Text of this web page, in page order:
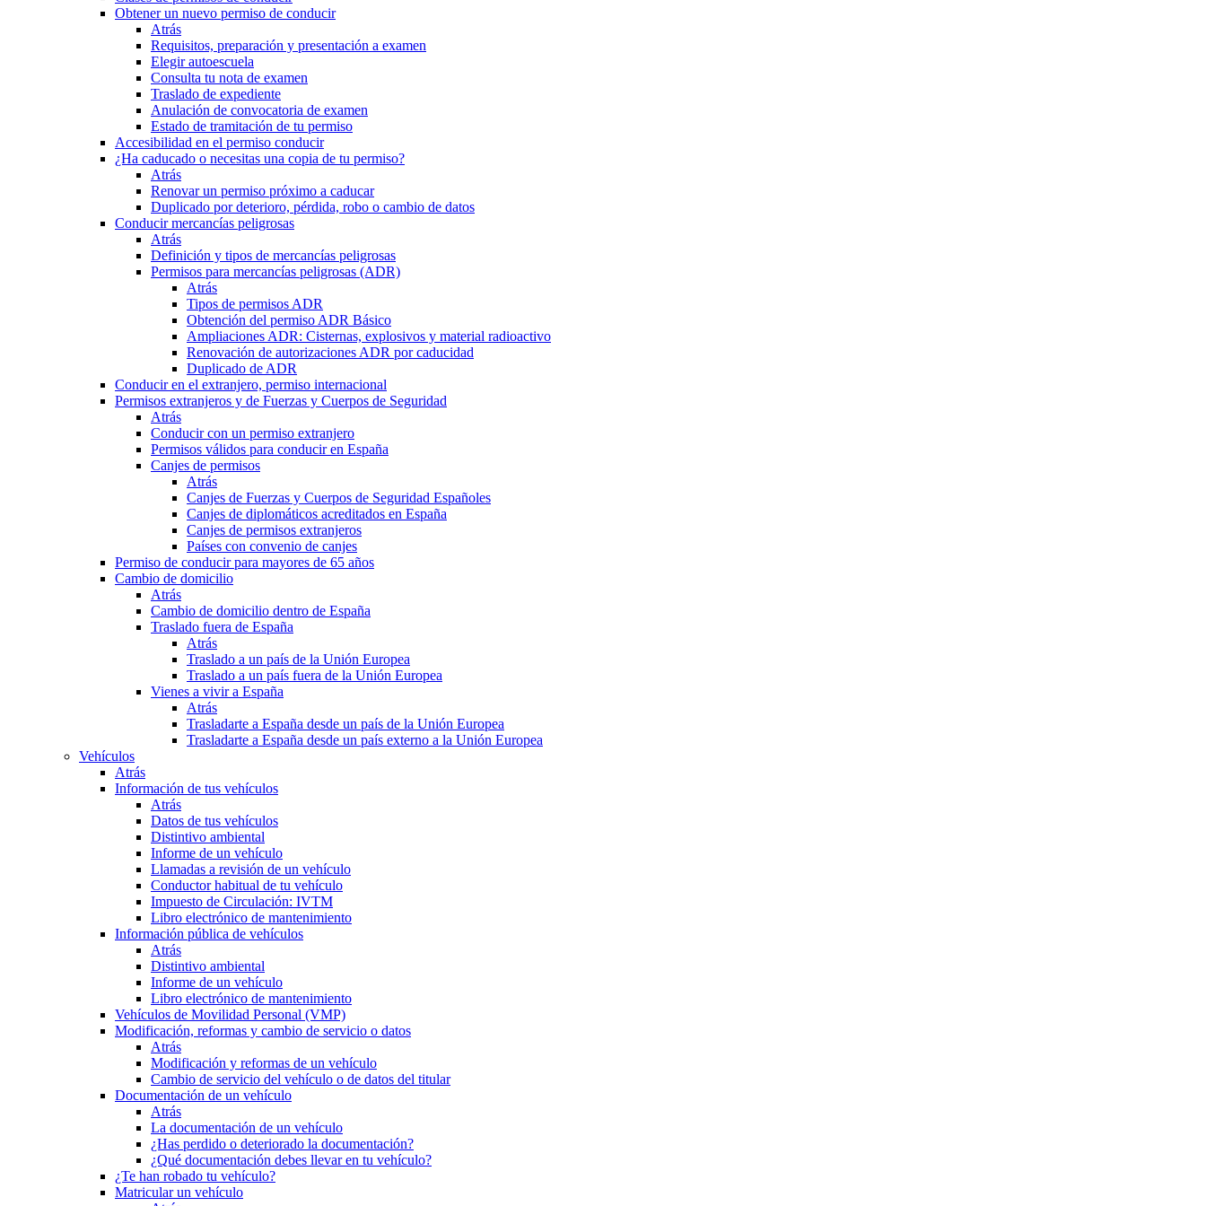
Obtener un nuevo permiso de conducir
Atrás
Requisitos, preparación y presentación a examen
Elegir autoescuela
Consulta tu nota de examen
Traslado de expediente
Anulación de convocatoria de examen
Estado de tramitación de tu permiso
Accesibilidad en el permiso conducir
¿Ha caducado o necesitas una copia de tu permiso?
Atrás
Renovar un permiso próximo a caducar
Duplicado por deterioro, pérdida, robo o cambio de datos
Conducir mercancías peligrosas
Atrás
Definición y tipos de mercancías peligrosas
Permisos para mercancías peligrosas (ADR)
Atrás
Tipos de permisos ADR
Obtención del permiso ADR Básico
Ampliaciones ADR: Cisternas, explosivos y material radioactivo
Renovación de autorizaciones ADR por caducidad
Duplicado de ADR
Conducir en el extranjero, permiso internacional
Permisos extranjeros y de Fuerzas y Cuerpos de Seguridad
Atrás
Conducir con un permiso extranjero
Permisos válidos para conducir en España
Canjes de permisos
Atrás
Canjes de Fuerzas y Cuerpos de Seguridad Españoles
Canjes de diplomáticos acreditados en España
Canjes de permisos extranjeros
Países con convenio de canjes
Permiso de conducir para mayores de 65 años
Cambio de domicilio
Atrás
Cambio de domicilio dentro de España
Traslado fuera de España
Atrás
Traslado a un país de la Unión Europea
Traslado a un país fuera de la Unión Europea
Vienes a vivir a España
Atrás
Trasladarte a España desde un país de la Unión Europea
Trasladarte a España desde un país externo a la Unión Europea
Vehículos
Atrás
Información de tus vehículos
Atrás
Datos de tus vehículos
Distintivo ambiental
Informe de un vehículo
Llamadas a revisión de un vehículo
Conductor habitual de tu vehículo
Impuesto de Circulación: IVTM
Libro electrónico de mantenimiento
Información pública de vehículos
Atrás
Distintivo ambiental
Informe de un vehículo
Libro electrónico de mantenimiento
Vehículos de Movilidad Personal (VMP)
Modificación, reformas y cambio de servicio o datos
Atrás
Modificación y reformas de un vehículo
Cambio de servicio del vehículo o de datos del titular
Documentación de un vehículo
Atrás
La documentación de un vehículo
¿Has perdido o deteriorado la documentación?
¿Qué documentación debes llevar en tu vehículo?
¿Te han robado tu vehículo?
Matricular un vehículo